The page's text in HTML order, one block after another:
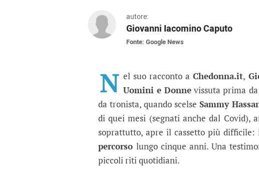
autore:
Giovanni Iacomino Caputo
Fonte: Google News
Giovanna Abate ripensa a
Nell’intervista a Chedonna.it,
N el suo racconto aChedonna.it,
Uomini e Donne vissuta prima
da tronista, quando scelse Sammy
di quei mesi (segnati anche dal Covid),
soprattutto, apre il cassetto più difficile:
percorso lungo cinque anni. Una
piccoli riti quotidiani.